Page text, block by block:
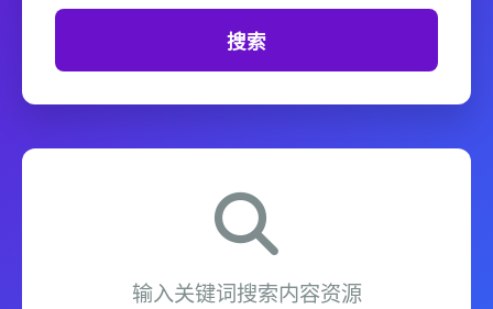
搜索
输入关键词搜索内容资源